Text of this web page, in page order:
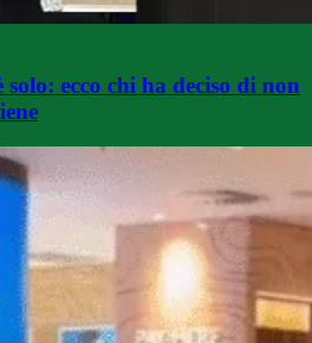
ecco chi ha deciso di non